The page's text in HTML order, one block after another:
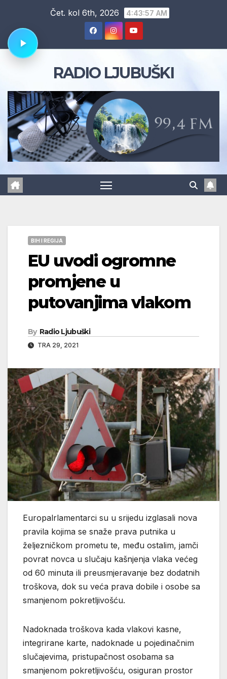
content
Čet. kol 6th, 2026 4:43:58 AM
RADIO LJUBUŠKI
BIH I REGIJA
EU uvodi ogromne
promjene u
putovanjima vlakom
By Radio Ljubuški
TRA 29, 2021
Europalrlamentarci su u srijedu izglasali nova
pravila kojima se snaže prava putnika u
željezničkom prometu te, među ostalim, jamči
povrat novca u slučaju kašnjenja vlaka većeg
od 60 minuta ili preusmjeravanje bez dodatnih
troškova, dok su veća prava dobile i osobe sa
smanjenom pokretljivošću.
Nadoknada troškova kada vlakovi kasne,
integrirane karte, nadoknade u pojedinačnim
slučajevima, pristupačnost osobama sa
smanjenom pokretljivošću, osiguran prostor